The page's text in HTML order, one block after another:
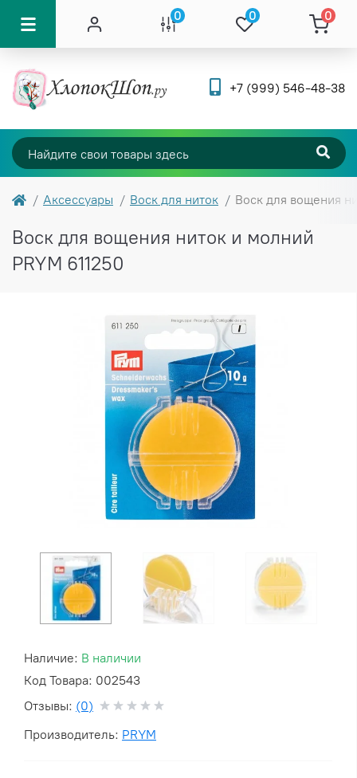
0 0 0
+7 (999) 546-48-38
Аксессуары Воск для ниток Воск для вощения
Воск для вощения ниток и молний
PRYM 611250
Наличие: В наличии
Код Товара: 002543
Отзывы: (0)
Производитель: PRYM